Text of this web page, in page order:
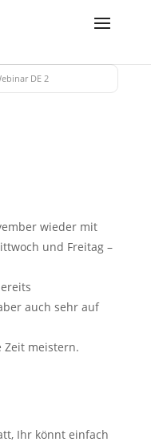
DE 2
wieder mit
und Freitag –
auch sehr auf
Zeit meistern.
Ihr könnt einfach